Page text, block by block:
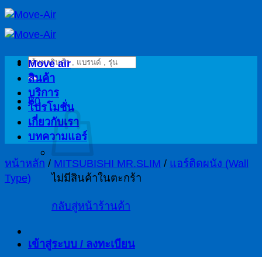
ข้าม
ไป
เนื้อหาค้นหา:
฿0
ไม่มีสินค้าในตะกร้า
กลับสู่หน้าร้านค้า
เข้าสู่ระบบ / ลงทะเบียน
Move air
สินค้า
บริการ
โปรโมชั่น
เกี่ยวกับเรา
บทความแอร์
หน้าหลัก / MITSUBISHI MR.SLIM / แอร์ติดผนัง (Wall
Type)